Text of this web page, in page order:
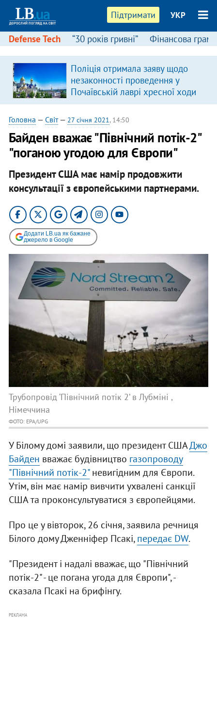
Підтримати УКР
Defense Tech “30 років гривні” Фінансова
Поліція отримала заяву щодо
незаконності проведення у
Почаївській лаврі хресної ходи
Головна — Світ— 27 січня 2021, 14:50
Байден вважає "Північний потік-2"
"поганою угодою для Європи"
Президент США має намір продовжити
консультації з європейськими партнерами.
Додати LB.ua як бажане
джерело в Google
Трубопровід ‘Північний потік 2’ в Лубміні ,
Німеччина
ФОТО: EPA/UPG
У Білому домі заявили, що президент СШАДжо
Байден вважає будівництво газопроводу
"Північний потік-2"невигідним для Європи.
Утім, він має намір вивчити ухвалені санкції
США та проконсультуватися з європейцями.
Про це у вівторок, 26 січня, заявила речниця
Білого дому Дженніфер Псакі,передає DW.
"Президент і надалі вважає, що "Північний
потік-2" - це погана угода для Європи", -
сказала Псакі на брифінгу.
РЕКЛАМА